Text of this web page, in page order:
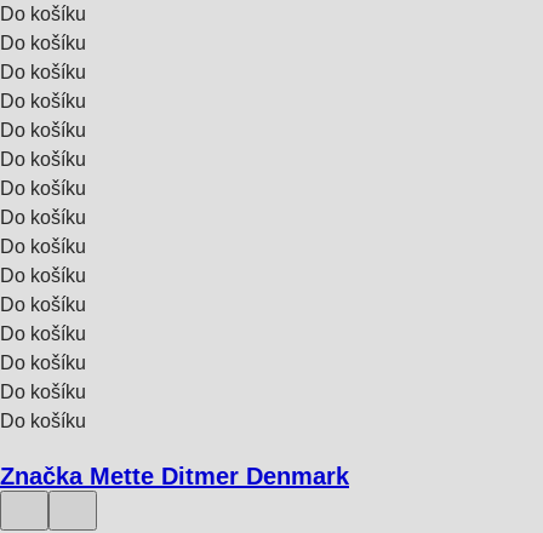
Do košíku
Do košíku
Do košíku
Do košíku
Do košíku
Do košíku
Do košíku
Do košíku
Do košíku
Do košíku
Do košíku
Do košíku
Do košíku
Do košíku
Do košíku
Značka Mette Ditmer Denmark